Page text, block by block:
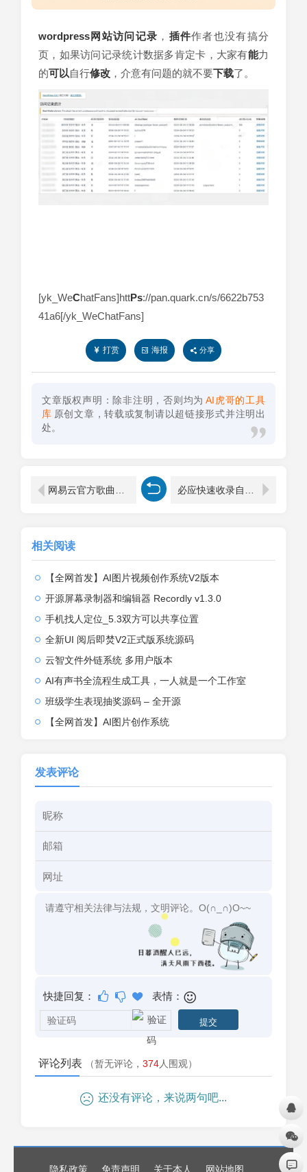
wordpress 网站访问记录 ， 插件作者也没有搞分
页，如果访问记录统计数据多肯定卡，大家有能力
的可以自行修改 ，介意有问题的就不要下载了。
[yk_WeChatFans]httPs://pan.quark.cn/s/6622b753
41a6[/yk_WeChatFans]
打赏 海报 分享
文章版权声明：除非注明，否则均为 AI虎哥的工具
库 原创文章，转载或复制请以超链接形式并注明出
处。
相关阅读
【全网首发】AI图片视频创作系统V2版本
开源屏幕录制器和编辑器 Recordly v1.3.0
手机找人定位_5.3双方可以共享位置
全新UI 阅后即焚V2正式版系统源码
云智文件外链系统 多用户版本
AI有声书全流程生成工具，一人就是一个工作室
班级学生表现抽奖源码 – 全开源
【全网首发】AI图片创作系统
发表评论
快捷回复： 表情：
评论列表 （暂无评论， 374人围观）
还没有评论，来说两句吧...
隐私政策 免责声明 关于本人 网站地图